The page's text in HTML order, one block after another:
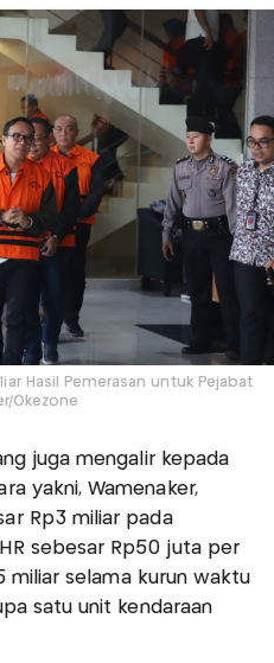
Hasil Pemerasan untuk Pejabat
Okezone
juga mengalir kepada
yakni, Wamenaker,
Rp3 miliar pada
sebesar Rp50 juta per
miliar selama kurun waktu
satu unit kendaraan